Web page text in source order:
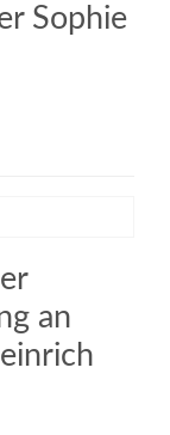
Sophie
an